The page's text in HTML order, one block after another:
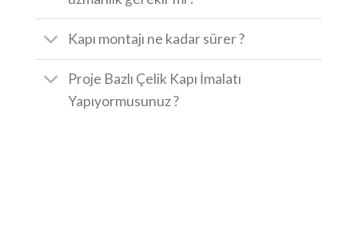
Kapı montajı ne kadar sürer ?
Proje Bazlı Çelik Kapı İmalatı
Yapıyormusunuz ?